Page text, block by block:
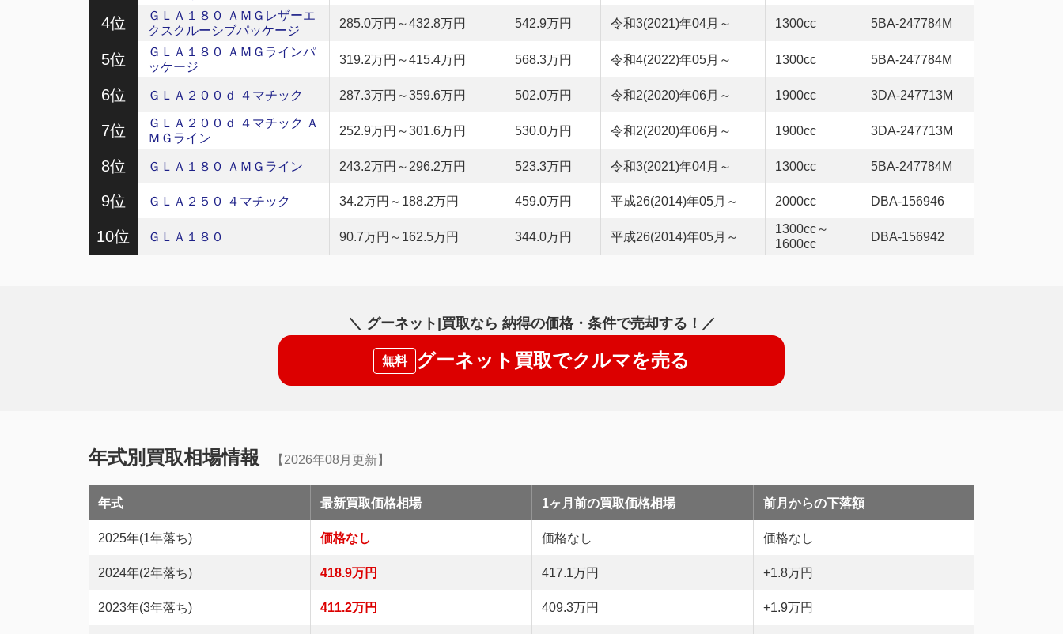
4位
ＧＬＡ１８０ ＡＭＧレザーエ
クスクルーシブパッケージ
285.0万円～432.8万円 542.9万円 令和3(2021)年04月～ 1300cc 5BA-247784M
5位
ＧＬＡ１８０ ＡＭＧラインパ
ッケージ
319.2万円～415.4万円 568.3万円 令和4(2022)年05月～ 1300cc 5BA-247784M
6位 ＧＬＡ２００ｄ ４マチック 287.3万円～359.6万円 502.0万円 令和2(2020)年06月～ 1900cc 3DA-247713M
7位
ＧＬＡ２００ｄ ４マチック Ａ
ＭＧライン
252.9万円～301.6万円 530.0万円 令和2(2020)年06月～ 1900cc 3DA-247713M
8位 ＧＬＡ１８０ ＡＭＧライン 243.2万円～296.2万円 523.3万円 令和3(2021)年04月～ 1300cc 5BA-247784M
9位 ＧＬＡ２５０ ４マチック 34.2万円～188.2万円 459.0万円 平成26(2014)年05月～ 2000cc DBA-156946
10位 ＧＬＡ１８０ 90.7万円～162.5万円 344.0万円 平成26(2014)年05月～
1300cc～
1600cc
DBA-156942
＼ グーネット|買取なら 納得の価格・条件で売却する ！／
無料 グーネット買取でクルマを売る
年式別買取相場情報 【2026年08月更新】
年式 最新買取価格相場 1ヶ月前の買取価格相場 前月からの下落額
2025年(1年落ち) 価格なし 価格なし 価格なし
2024年(2年落ち) 418.9万円 417.1万円 +1.8万円
2023年(3年落ち) 411.2万円 409.3万円 +1.9万円